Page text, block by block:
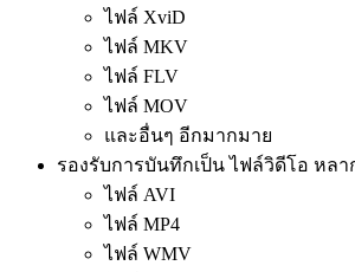
ไฟล์ XviD
ไฟล์ MKV
ไฟล์ FLV
ไฟล์ MOV
และอื่นๆ อีกมากมาย
รองรับการบันทึกเป็น ไฟล์วิดีโอ หล
ไฟล์ AVI
ไฟล์ MP4
ไฟล์ WMV